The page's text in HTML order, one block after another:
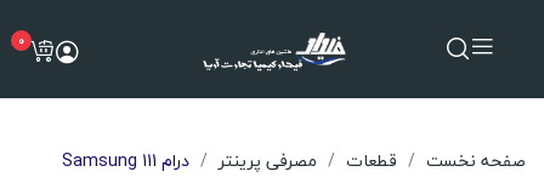
0
صفحه نخست قطعات مصرفی پرینتر درام Samsung 111